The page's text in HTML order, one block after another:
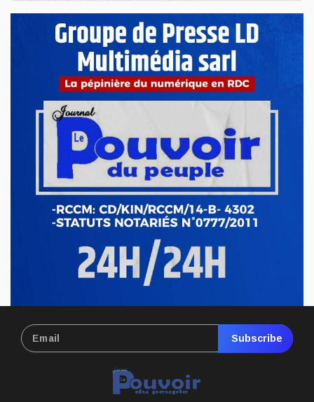
La 8e édition du concours littéraire « Prix Zamenga » a été
officiellement lancée ce mercredi 13 mai à Kinshasa, à
Mai 13, 2026
Nord-Kivu : le député Crispin Mbindule dans le
collimateur de l’ANR
Le député national Crispin Mbindule, également président du
conseil d’administration du Cadastre minier, fait l’objet d’un...
Mai 13, 2026
Subscribe